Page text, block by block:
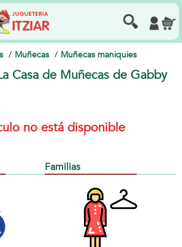
Muñecas Muñecas maniquies
Casa de Muñecas de Gabby
no está disponible
Familias